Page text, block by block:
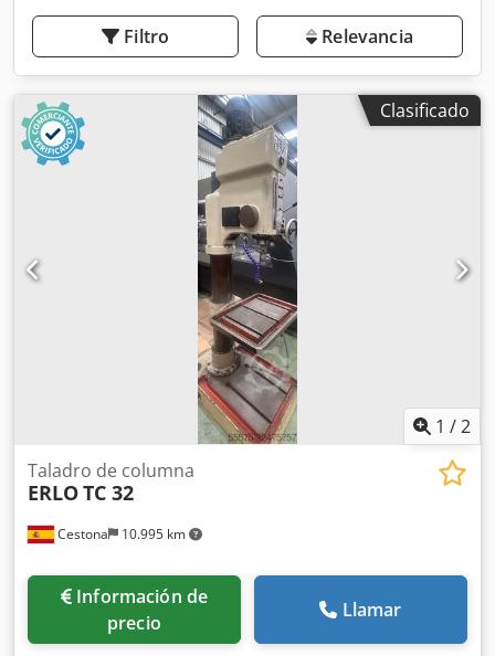
Filtro Relevancia
Clasificado
1 /2
Cestona 10.995 km
Taladro de columna
ERLOTC 32
Información de
precio
Llamar